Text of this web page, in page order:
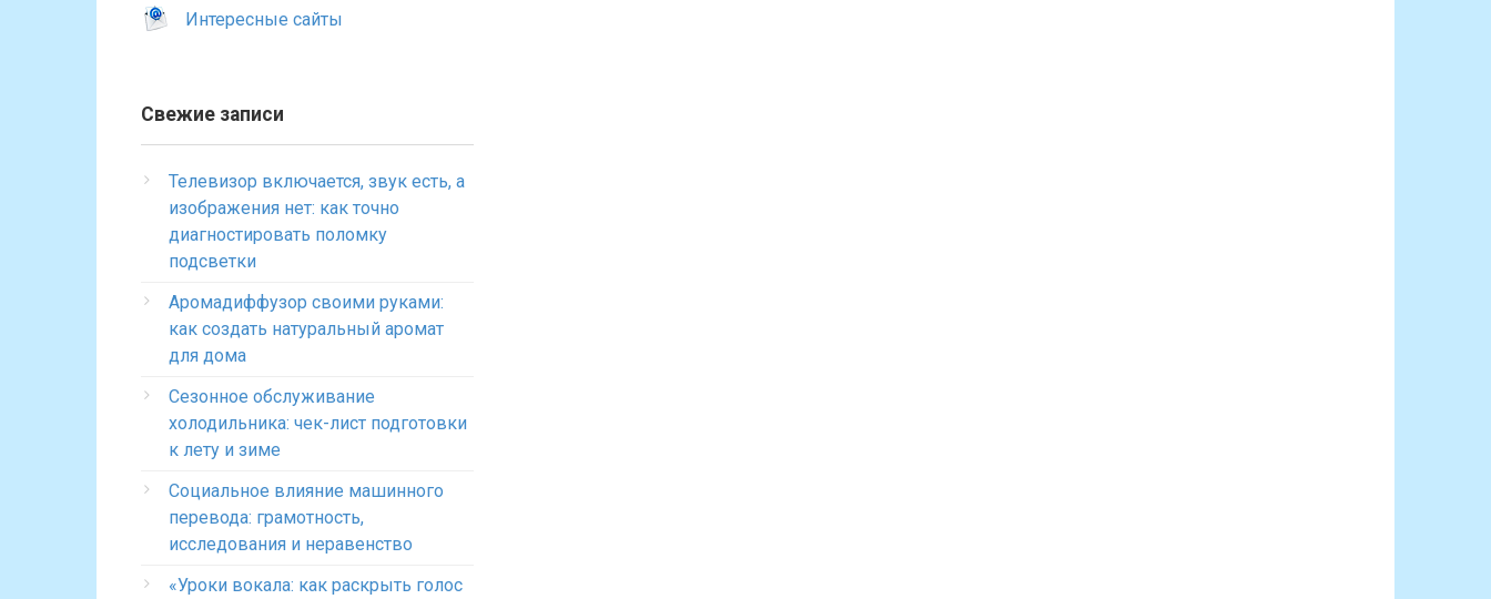
Интересные сайты
Свежие записи
Телевизор включается, звук есть, а
изображения нет: как точно
диагностировать поломку
подсветки
Аромадиффузор своими руками:
как создать натуральный аромат
для дома
Сезонное обслуживание
холодильника: чек-лист подготовки
к лету и зиме
Социальное влияние машинного
перевода: грамотность,
исследования и неравенство
«Уроки вокала: как раскрыть голос